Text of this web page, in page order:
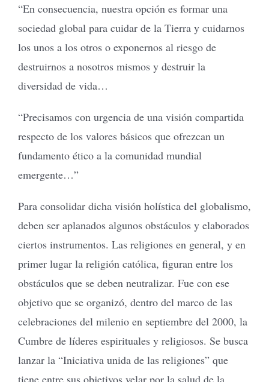
“En consecuencia, nuestra opción es formar una
sociedad global para cuidar de la Tierra y cuidarnos
los unos a los otros o exponernos al riesgo de
destruirnos a nosotros mismos y destruir la
diversidad de vida…
“Precisamos con urgencia de una visión compartida
respecto de los valores básicos que ofrezcan un
fundamento ético a la comunidad mundial
emergente…”
Para consolidar dicha visión holística del globalismo,
deben ser aplanados algunos obstáculos y elaborados
ciertos instrumentos. Las religiones en general, y en
primer lugar la religión católica, figuran entre los
obstáculos que se deben neutralizar. Fue con ese
objetivo que se organizó, dentro del marco de las
celebraciones del milenio en septiembre del 2000, la
Cumbre de líderes espirituales y religiosos. Se busca
lanzar la “Iniciativa unida de las religiones” que
tiene entre sus objetivos velar por la salud de la